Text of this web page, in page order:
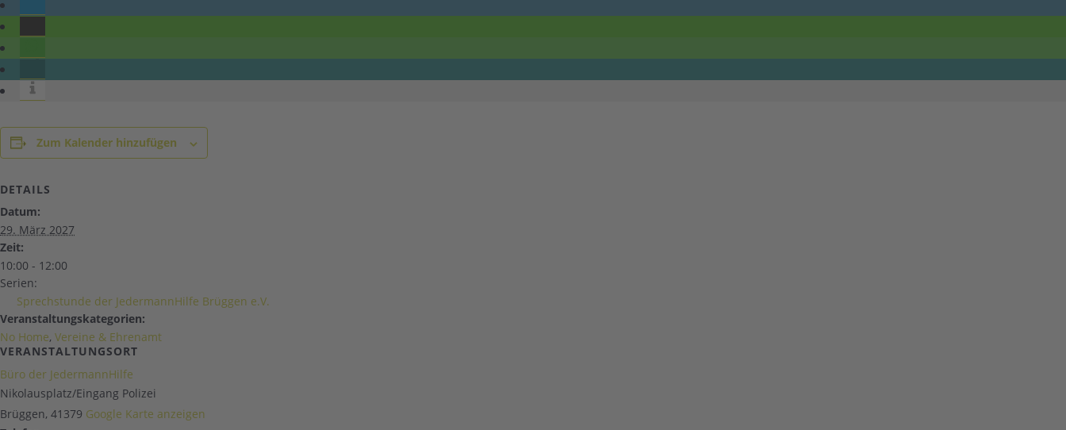
Zum Kalender hinzufügen
DETAILS
Datum:
29. März 2027
Zeit:
10:00 - 12:00
Serien:
Sprechstunde der JedermannHilfe Brüggen e.V.
Veranstaltungskategorien:
No Home, Vereine & Ehrenamt
VERANSTALTUNGSORT
Büro der JedermannHilfe
Nikolausplatz/Eingang Polizei
Brüggen, 41379 Google Karte anzeigen